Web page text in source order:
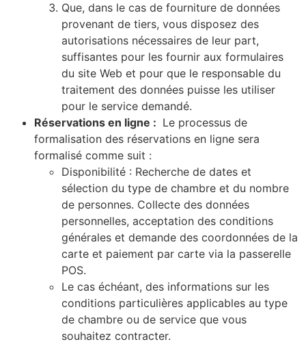
Que, dans le cas de fourniture de données
provenant de tiers, vous disposez des
autorisations nécessaires de leur part,
suffisantes pour les fournir aux formulaires
du site Web et pour que le responsable du
traitement des données puisse les utiliser
pour le service demandé.
Réservations en ligne : Le processus de
formalisation des réservations en ligne sera
formalisé comme suit :
Disponibilité : Recherche de dates et
sélection du type de chambre et du nombre
de personnes. Collecte des données
personnelles, acceptation des conditions
générales et demande des coordonnées de la
carte et paiement par carte via la passerelle
POS.
Le cas échéant, des informations sur les
conditions particulières applicables au type
de chambre ou de service que vous
souhaitez contracter.